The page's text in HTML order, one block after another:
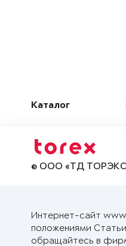
Каталог
© ООО «ТД ТОРЭКС»
Интернет-сайт
положениями
обращайтесь в